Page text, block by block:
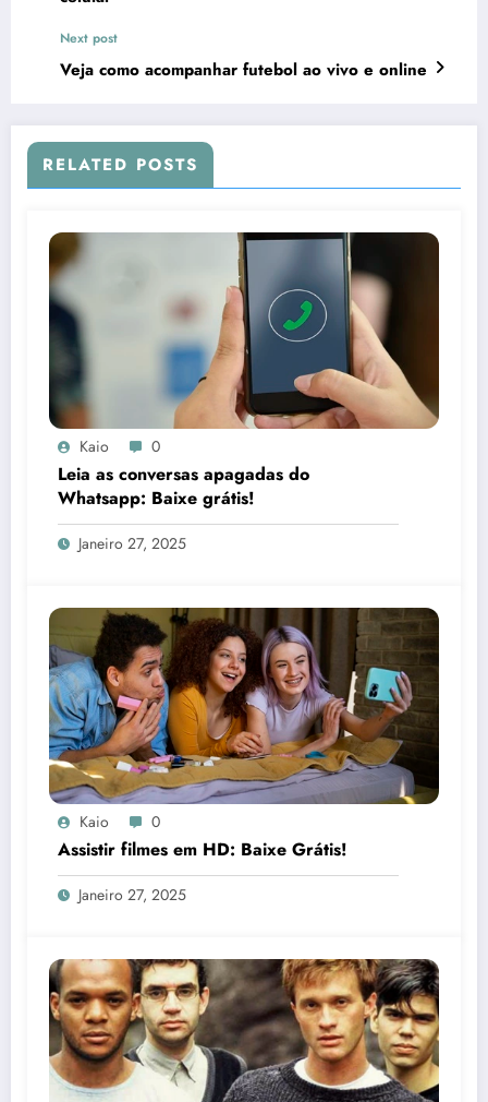
Next post
Veja como acompanhar futebol ao vivo e online
RELATED POSTS
Kaio 0
Leia as conversas apagadas do
Whatsapp: Baixe grátis!
Janeiro 27, 2025
Kaio 0
Assistir filmes em HD: Baixe Grátis!
Janeiro 27, 2025